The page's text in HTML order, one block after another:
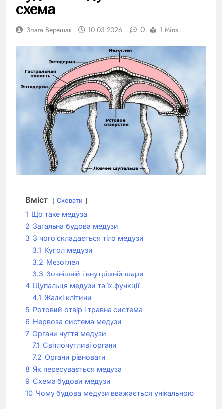
схема
Злата Верещак 10.03.2026 0 1 Mins
Вміст Сховати
1 Що таке медуза
2 Загальна будова медузи
3 З чого складається тіло медузи
3.1 Купол медузи
3.2 Мезоглея
3.3 Зовнішній і внутрішній шари
4 Щупальця медузи та їх функції
4.1 Жалкі клітини
5 Ротовий отвір і травна система
6 Нервова система медузи
7 Органи чуття медузи
7.1 Світлочутливі органи
7.2 Органи рівноваги
8 Як пересувається медуза
9 Схема будови медузи
10 Чому будова медузи вважається унікальною